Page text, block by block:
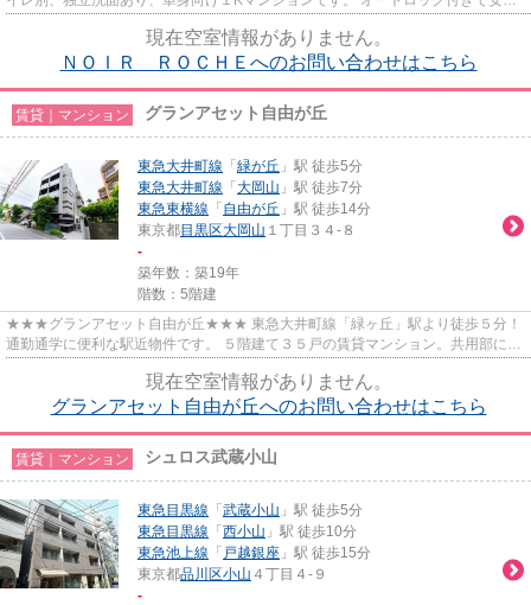
現在空室情報がありません。
ＮＯＩＲ ＲＯＣＨＥへのお問い合わせはこちら
賃貸｜マンション グランアセット自由が丘
東急大井町線 「 緑が丘 」駅 徒歩5分
東急大井町線 「 大岡山 」駅 徒歩7分
東急東横線 「 自由が丘 」駅 徒歩14分
東京都目黒区大岡山 １丁目３４-８
-
築年数：築19年
階数：5階建
★★★グランアセット自由が丘★★★ 東急大井町線「緑ヶ丘」駅より徒歩５分！
通勤通学に便利な駅近物件です。 ５階建て３５戸の賃貸マンション。共用部には
現在空室情報がありません。
グランアセット自由が丘へのお問い合わせはこちら
賃貸｜マンション シュロス武蔵小山
東急目黒線 「 武蔵小山 」駅 徒歩5分
東急目黒線 「 西小山 」駅 徒歩10分
東急池上線 「 戸越銀座 」駅 徒歩15分
東京都品川区小山 ４丁目４-９
-